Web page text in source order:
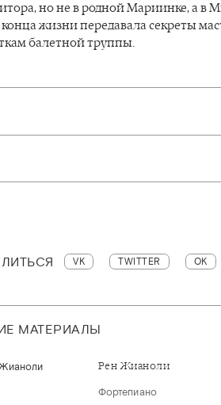
но не в родной Мариинке, а в
конца жизни передавала секреты
балетной труппы.
VK TWITTER OK
МАТЕРИАЛЫ
Рен Жианоли
Фортепиано